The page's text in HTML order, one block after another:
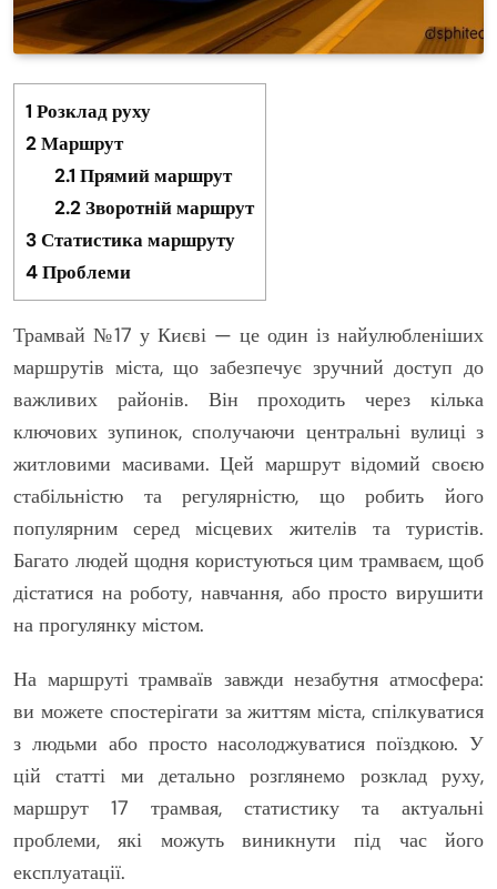
1 Розклад руху
2Маршрут
2.1 Прямий маршрут
2.2Зворотній маршрут
3Статистика маршруту
4Проблеми
Трамвай №17 у Києві — це один із найулюбленіших
маршрутів міста, що забезпечує зручний доступ до
важливих районів. Він проходить через кілька
ключових зупинок, сполучаючи центральні вулиці з
житловими масивами. Цей маршрут відомий своєю
стабільністю та регулярністю, що робить його
популярним серед місцевих жителів та туристів.
Багато людей щодня користуються цим трамваєм, щоб
дістатися на роботу, навчання, або просто вирушити
на прогулянку містом.
На маршруті трамваїв завжди незабутня атмосфера:
ви можете спостерігати за життям міста, спілкуватися
з людьми або просто насолоджуватися поїздкою. У
цій статті ми детально розглянемо розклад руху,
маршрут 17 трамвая, статистику та актуальні
проблеми, які можуть виникнути під час його
експлуатації.